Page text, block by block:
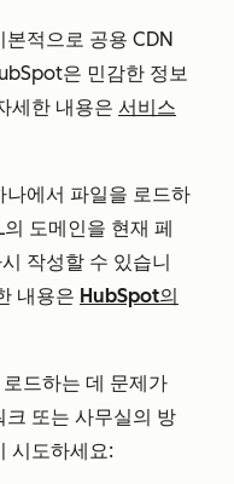
적으로 공용 CDN
은 민감한 정보
세한 내용은 서비스
나에서 파일을 로드하
도메인을 현재 페
작성할 수 있습니
내용은 HubSpot의
드하는 데 문제가
또는 사무실의 방
시도하세요: